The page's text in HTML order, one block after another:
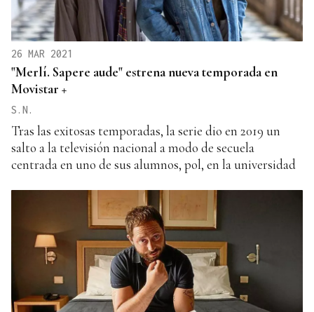
26 MAR 2021
"Merlí. Sapere aude" estrena nueva temporada en
Movistar +
S.N.
Tras las exitosas temporadas, la serie dio en 2019 un
salto a la televisión nacional a modo de secuela
centrada en uno de sus alumnos, pol, en la universidad